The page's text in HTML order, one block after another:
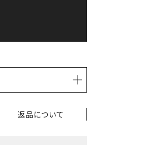
返品について